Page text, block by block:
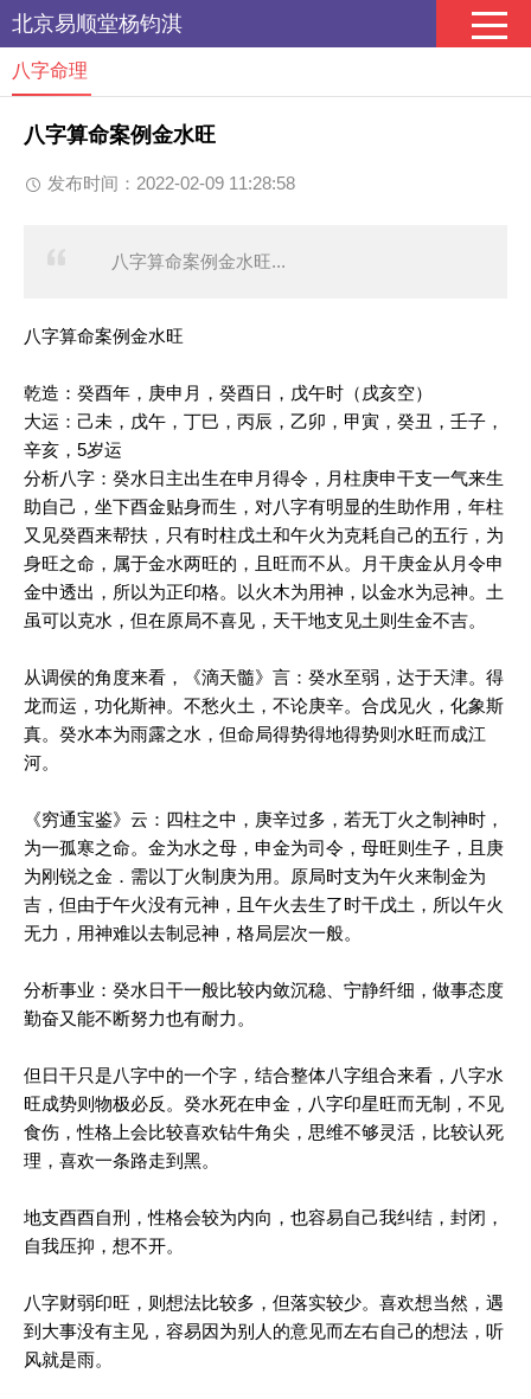
北京易顺堂杨钧淇
八字命理
八字算命案例金水旺
发布时间：2022-02-09 11:28:58
八字算命案例金水旺...
八字算命案例金水旺
乾造：癸酉年，庚申月，癸酉日，戊午时（戌亥空）
大运：己未，戊午，丁巳，丙辰，乙卯，甲寅，癸丑，壬子，
辛亥，5岁运
分析八字：癸水日主出生在申月得令，月柱庚申干支一气来生
助自己，坐下酉金贴身而生，对八字有明显的生助作用，年柱
又见癸酉来帮扶，只有时柱戊土和午火为克耗自己的五行，为
身旺之命，属于金水两旺的，且旺而不从。月干庚金从月令申
金中透出，所以为正印格。以火木为用神，以金水为忌神。土
虽可以克水，但在原局不喜见，天干地支见土则生金不吉。
从调侯的角度来看，《滴天髓》言：癸水至弱，达于天津。得
龙而运，功化斯神。不愁火土，不论庚辛。合戊见火，化象斯
真。癸水本为雨露之水，但命局得势得地得势则水旺而成江
河。
《穷通宝鉴》云：四柱之中，庚辛过多，若无丁火之制神时，
为一孤寒之命。金为水之母，申金为司令，母旺则生子，且庚
为刚锐之金．需以丁火制庚为用。原局时支为午火来制金为
吉，但由于午火没有元神，且午火去生了时干戊土，所以午火
无力，用神难以去制忌神，格局层次一般。
分析事业：癸水日干一般比较内敛沉稳、宁静纤细，做事态度
勤奋又能不断努力也有耐力。
但日干只是八字中的一个字，结合整体八字组合来看，八字水
旺成势则物极必反。癸水死在申金，八字印星旺而无制，不见
食伤，性格上会比较喜欢钻牛角尖，思维不够灵活，比较认死
理，喜欢一条路走到黑。
地支酉酉自刑，性格会较为内向，也容易自己我纠结，封闭，
自我压抑，想不开。
八字财弱印旺，则想法比较多，但落实较少。喜欢想当然，遇
到大事没有主见，容易因为别人的意见而左右自己的想法，听
风就是雨。